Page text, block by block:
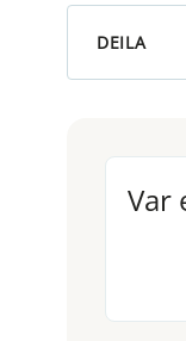
DEILA
Var
Var